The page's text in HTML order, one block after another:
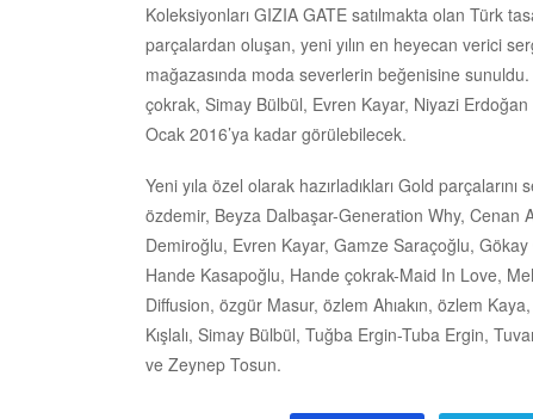
Koleksiyonları GIZIA GATE satılmakta olan Türk
parçalardan oluşan, yeni yılın en heyecan verici
mağazasında moda severlerin beğenisine
çokrak, Simay Bülbül, Evren Kayar, Niyazi Erdoğan
Ocak 2016’ya kadar görülebilecek.
Yeni yıla özel olarak hazırladıkları Gold
özdemir, Beyza Dalbaşar-Generation Why,
Demiroğlu, Evren Kayar, Gamze Saraçoğlu,
Hande Kasapoğlu, Hande çokrak-Maid In Love,
Diffusion, özgür Masur, özlem Ahıakın, özlem
Kışlalı, Simay Bülbül, Tuğba Ergin-Tuba Ergin,
ve Zeynep Tosun.